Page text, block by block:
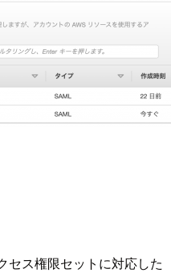
セス権限セットに対応した